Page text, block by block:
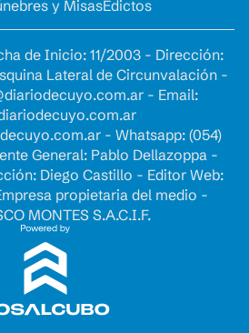
y MisasEdictos
de Inicio: 11/2003 - Dirección:
Lateral de Circunvalación -
- Email:
- Whatsapp: (054)
General: Pablo Dellazoppa -
Diego Castillo - Editor Web:
propietaria del medio -
MONTES S.A.C.I.F.